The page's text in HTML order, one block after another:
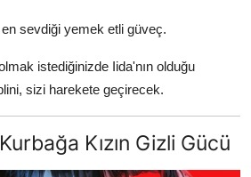
en sevdiği yemek etli güveç.
istediğinizde Iida'nın olduğu
sizi harekete geçirecek.
Kızın Gizli Gücü